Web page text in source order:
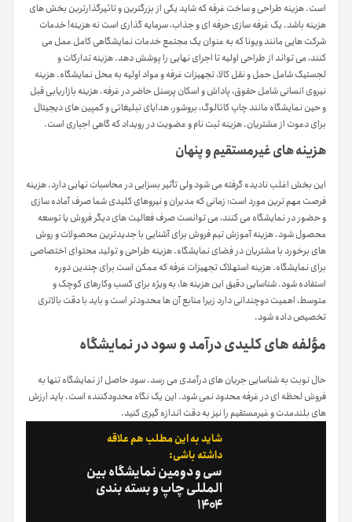
است. هزینه طراحی و ساخت غرفه که شاید یکی از بزرگترین و تاثیرگذارترین بخش های
هزینه باشد. یک غرفه سازی حرفه ای و جذاب، سرمایه گذاری است نه هزینه! خدمات
شرکت هایی مانند ویونا که به عنوان یک مجتمع خدمات نمایشگاهی کامل عمل می
کنند، می تواند از طراحی اولیه تا اجرای نهایی را پوشش دهد. هزینه تدارکات و
لجستیک شامل حمل و نقل کالا، تجهیزات غرفه و مواد اولیه به محل نمایشگاه. هزینه
نیروی انسانی شامل حقوق، پاداش و اسکان پرسنل حاضر در غرفه. هزینه بازاریابی قبل
و حین نمایشگاه مانند چاپ کاتالوگ، بروشور، هدایای تبلیغاتی و کمپین های دیجیتال
برای دعوت از مشتریان. هزینه ثبت نام و عضویت در رویداد که گاهی اجباری است.
هزینه های غیرمستقیم و پنهان
این بخش اغلب نادیده گرفته می شود ولی تأثیر بسزایی در محاسبات نهایی دارد. هزینه
فرصت مهم ترین مورد است: زمانی که مدیران و نیروهای کلیدی شما صرف آماده سازی
و حضور در نمایشگاه می کنند، می توانست صرف فعالیت های دیگر فروش یا توسعه
محصول شود. هزینه آموزش تیم فروش برای آشنایی با جدیدترین محصولات و روش
های برخورد با مشتریان در فضای نمایشگاه. هزینه طراحی و تولید محتوای اختصاصی
برای نمایشگاه. هزینه استهلاک تجهیزات غرفه که ممکن است برای چندین دوره
استفاده شود. شناسایی دقیق این هزینه ها، به ویژه برای کسب وکارهای کوچک و
متوسط، اهمیت دوچندانی دارد زیرا منابع آن ها محدودتر است و باید با دقت بالاتری
تخصیص داده شود.
مؤلفه های کلیدی درآمد و سود در نمایشگاه
حال نوبت به شناسایی جریان های درآمدی می رسد. سود حاصل از نمایشگاه تنها به
فروش لحظه ای در غرفه محدود نمی شود. این یک نگاه محدودکننده است. باید ارزش
های بلندمدت و غیرمستقیم را نیز به دقت اندازه گیری کنید.
شاید به این مطلب هم علاقه
داشته باشی:
سی و دومین نمایشگاه بین
المللی چاپ و بسته بندی
۱۴۰۴